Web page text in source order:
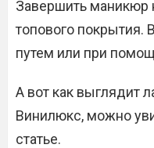
Завершить
топового покрытия.
путем или при
А вот как выглядит
Винилюкс, можно
статье.